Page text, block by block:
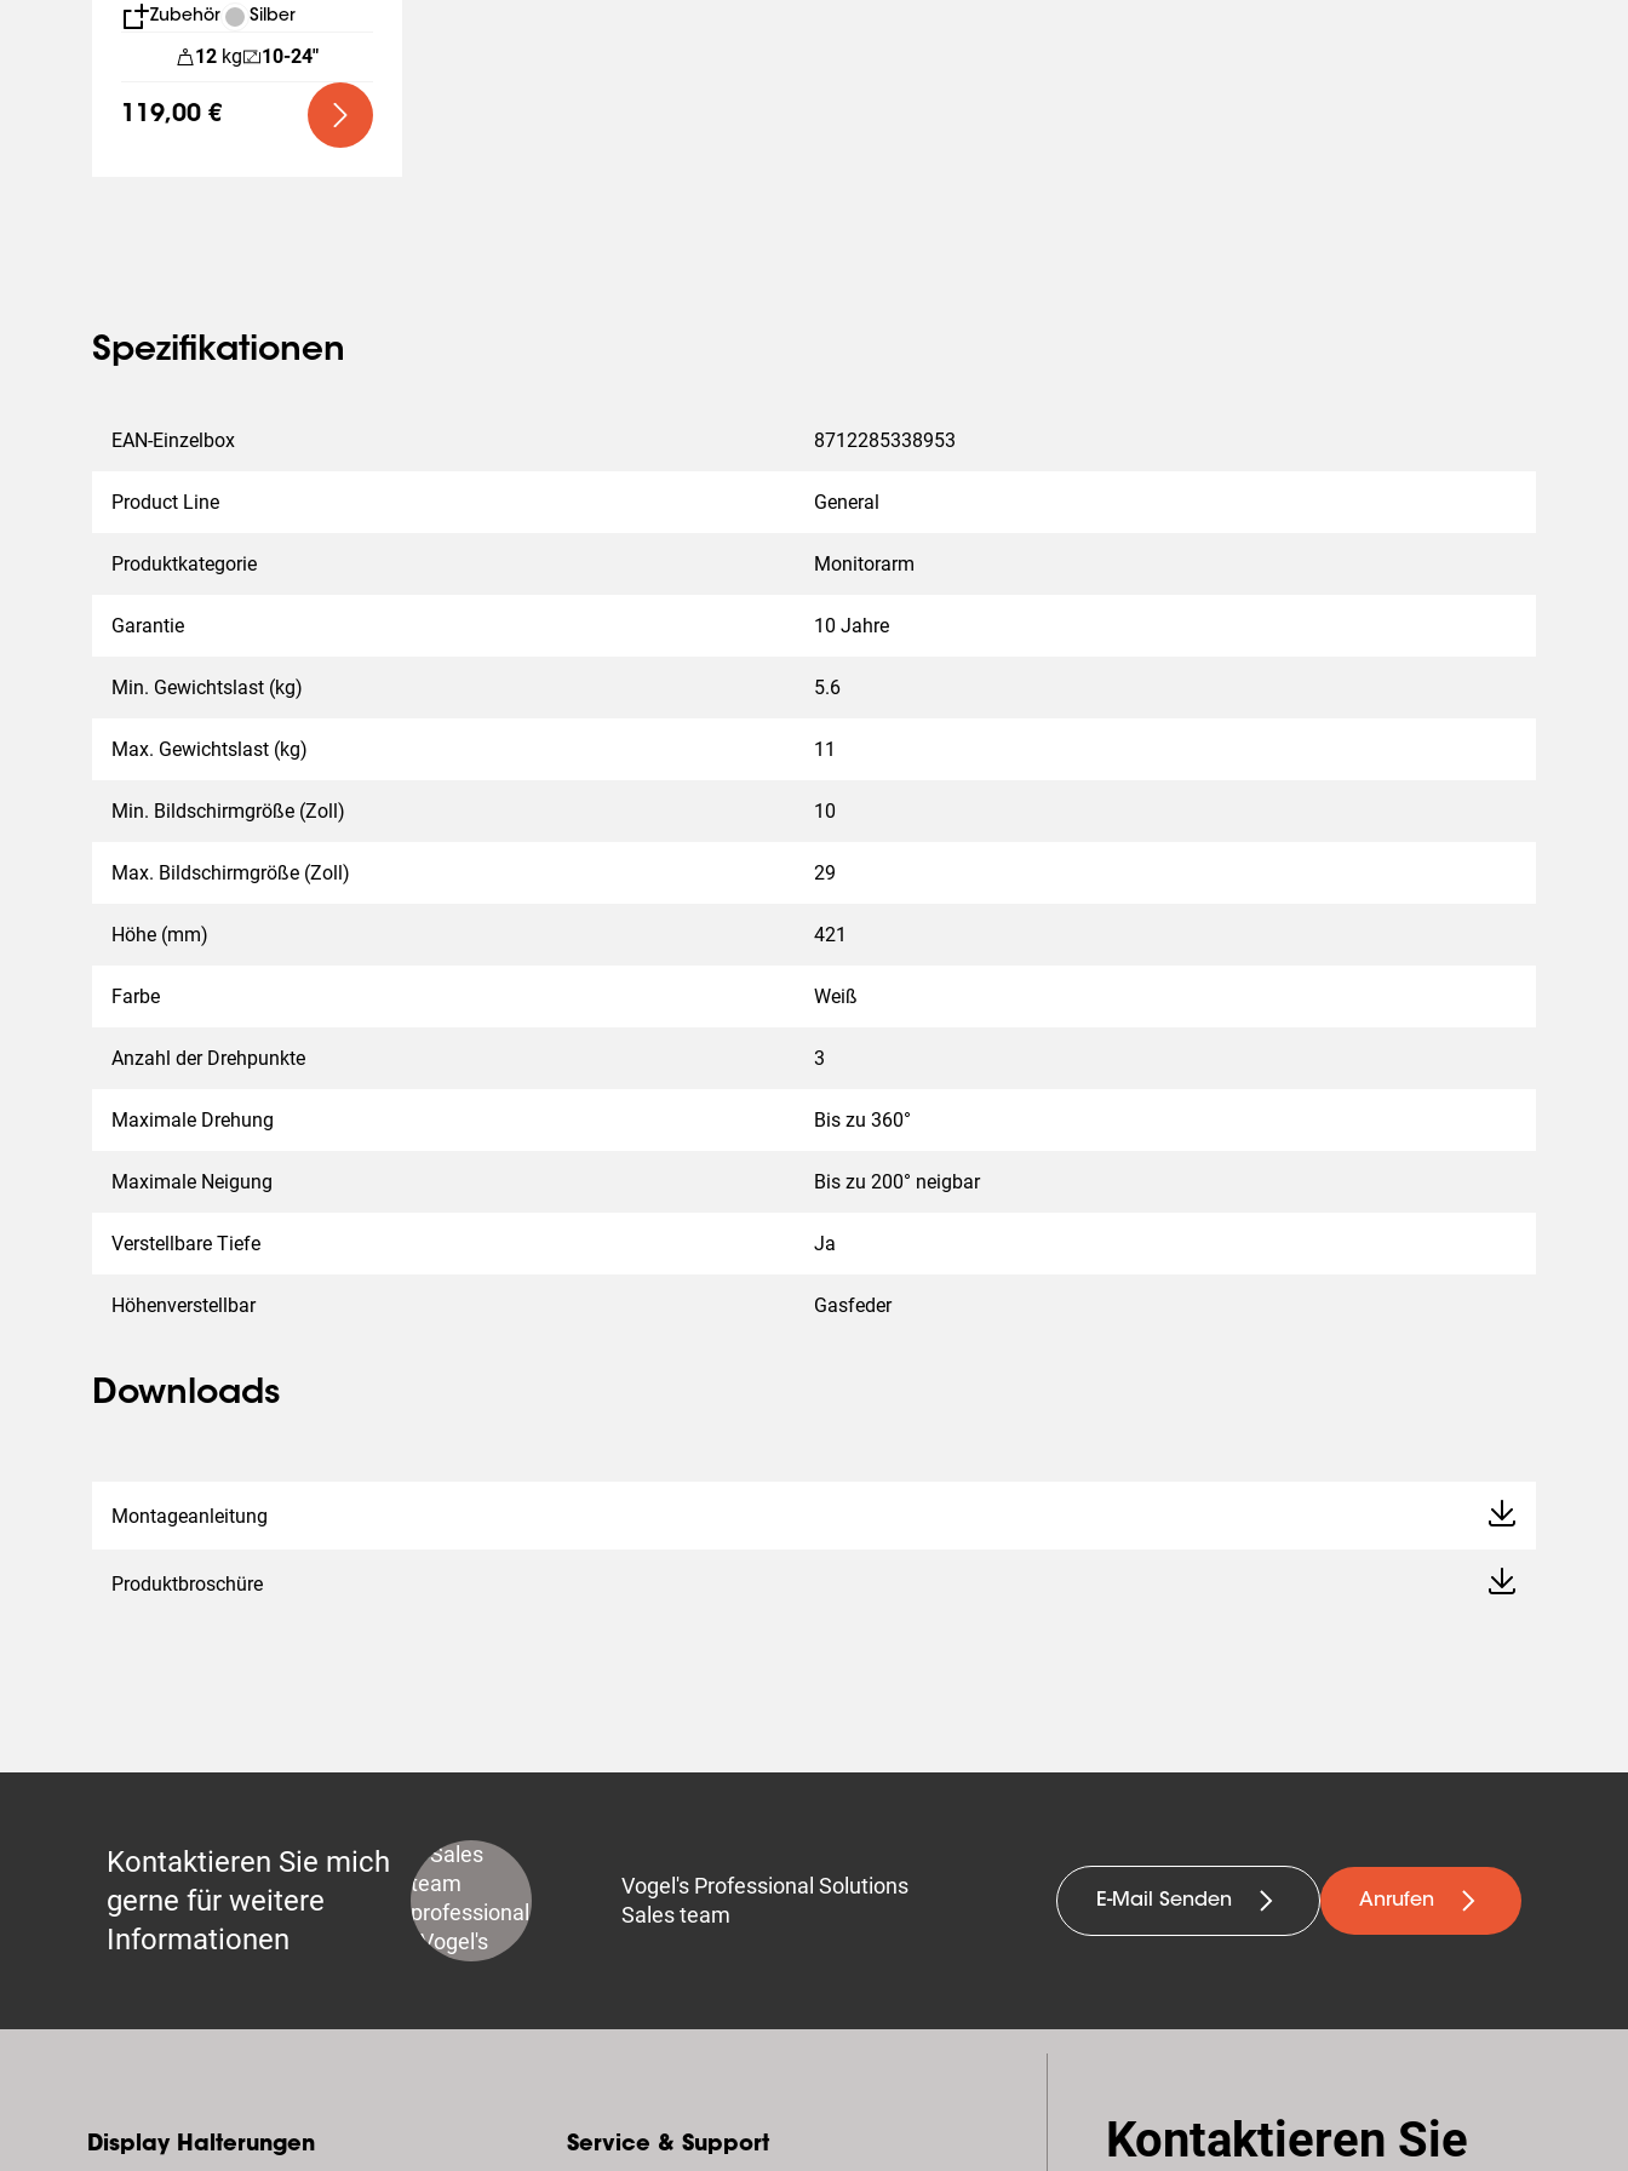
Zubehör Silber
12 kg 10-24"
119,00 €
Spezifikationen
EAN-Einzelbox 8712285338953
Product Line General
Produktkategorie Monitorarm
Garantie 10 Jahre
Min. Gewichtslast (kg) 5.6
Max. Gewichtslast (kg) 11
Min. Bildschirmgröße (Zoll) 10
Max. Bildschirmgröße (Zoll) 29
Höhe (mm) 421
Farbe Weiß
Anzahl der Drehpunkte 3
Maximale Drehung Bis zu 360°
Maximale Neigung Bis zu 200° neigbar
Verstellbare Tiefe Ja
Höhenverstellbar Gasfeder
Downloads
Montageanleitung
Produktbroschüre
Kontaktieren Sie mich
gerne für weitere
Informationen
Vogel's Professional Solutions
Sales team
E-Mail Senden Anrufen
Display Halterungen Service & Support
Kontaktieren Sie